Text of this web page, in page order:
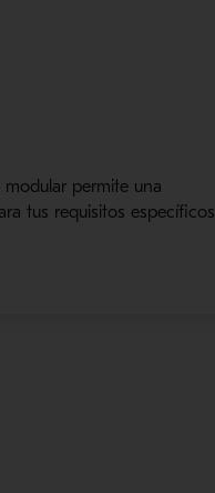
permite una
tus requisitos específicos